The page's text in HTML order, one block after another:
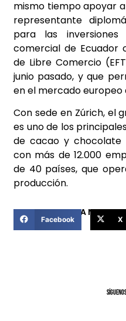
mismo tiempo apoyar
representante
para las
comercial de Ecuador
de Libre Comercio
junio pasado, y que
en el mercado
Con sede en Zúrich, el
es uno de los
de cacao y chocolate
con más de 12.000
de 40 países, que
producción.
COMPARTIR ESTA NOTICIA
Facebook X